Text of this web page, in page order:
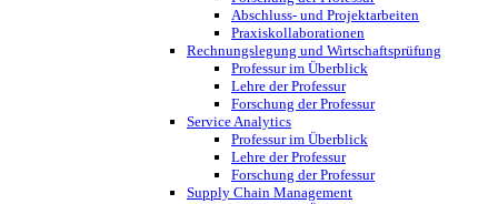
Abschluss- und Projektarbeiten
Praxiskollaborationen
Rechnungslegung und Wirtschaftsprüfung
Professur im Überblick
Lehre der Professur
Forschung der Professur
Service Analytics
Professur im Überblick
Lehre der Professur
Forschung der Professur
Supply Chain Management